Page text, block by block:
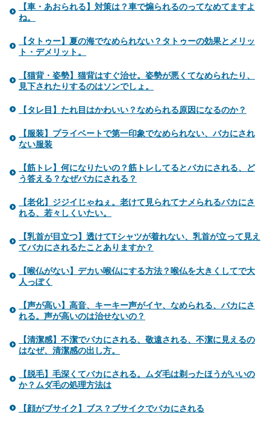
【車・あおられる】対策は？車で煽られるのってなめてますよ
ね。
【タトゥー】夏の海でなめられない？タトゥーの効果とメリッ
ト・デメリット。
【猫背・姿勢】猫背はすぐ治せ。姿勢が悪くてなめられたり、
見下されたりするのはソンでしょ。
【タレ目】たれ目はかわいい？なめられる原因になるのか？
【服装】プライベートで第一印象でなめられない、バカにされ
ない服装
【筋トレ】何になりたいの？筋トレしてるとバカにされる、ど
う答える？なぜバカにされる？
【老化】ジジイじゃねぇ。老けて見られてナメられるバカにさ
れる、若々しくいたい。
【乳首が目立つ】透けてTシャツが着れない、乳首が立って見え
てバカにされるたことありますか？
【喉仏がない】デカい喉仏にする方法？喉仏を大きくしてで大
人っぽく
【声が高い】高音、キーキー声がイヤ、なめられる、バカにさ
れる。声が高いのは治せないの？
【清潔感】不潔でバカにされる、敬遠される、不潔に見えるの
はなぜ、清潔感の出し方。
【脱毛】毛深くてバカにされる。ムダ毛は剃ったほうがいいの
か？ムダ毛の処理方法は
【顔がブサイク】ブス？ブサイクでバカにされる